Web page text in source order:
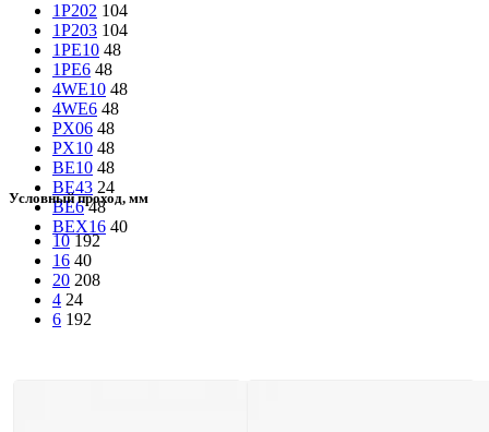
1Р202 104
1Р203 104
1РЕ10 48
1РЕ6 48
4WE10 48
4WE6 48
PX06 48
PX10 48
ВЕ10 48
ВЕ43 24
ВЕ6 48
ВЕХ16 40
Условный проход, мм
10 192
16 40
20 208
4 24
6 192